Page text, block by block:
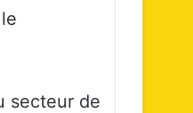
secteur de